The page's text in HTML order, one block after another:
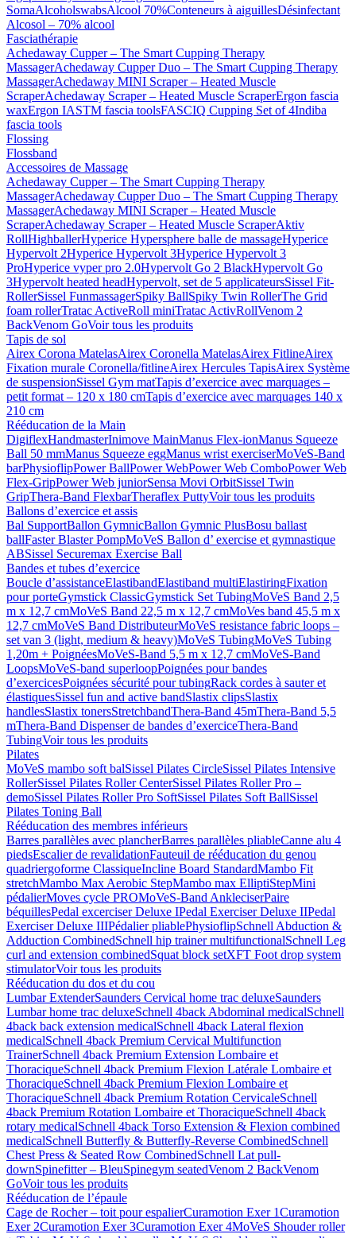
SomaAlcoholswabsAlcool 70%Conteneurs à aiguillesDésinfectant
Alcosol – 70% alcool
Fasciathérapie
Achedaway Cupper – The Smart Cupping Therapy
MassagerAchedaway Cupper Duo – The Smart Cupping Therapy
MassagerAchedaway MINI Scraper – Heated Muscle
ScraperAchedaway Scraper – Heated Muscle ScraperErgon fascia
waxErgon IASTM fascia toolsFASCIQ Cupping Set of 4Indiba
fascia tools
Flossing
Flossband
Accessoires de Massage
Achedaway Cupper – The Smart Cupping Therapy
MassagerAchedaway Cupper Duo – The Smart Cupping Therapy
MassagerAchedaway MINI Scraper – Heated Muscle
ScraperAchedaway Scraper – Heated Muscle ScraperAktiv
RollHighballerHyperice Hypersphere balle de massageHyperice
Hypervolt 2Hyperice Hypervolt 3Hyperice Hypervolt 3
ProHyperice vyper pro 2.0Hypervolt Go 2 BlackHypervolt Go
3Hypervolt heated headHypervolt, set de 5 applicateursSissel Fit-
RollerSissel FunmassagerSpiky BallSpiky Twin RollerThe Grid
foam rollerTratac ActiveRoll miniTratac ActivRollVenom 2
BackVenom GoVoir tous les produits
Tapis de sol
Airex Corona MatelasAirex Coronella MatelasAirex FitlineAirex
Fixation murale Coronella/fitlineAirex Hercules TapisAirex Système
de suspensionSissel Gym matTapis d’exercice avec marquages –
petit format – 120 x 180 cmTapis d’exercice avec marquages 140 x
210 cm
Rééducation de la Main
DigiflexHandmasterInimove MainManus Flex-ionManus Squeeze
Ball 50 mmManus Squeeze eggManus wrist exerciserMoVeS-Band
barPhysioflipPower BallPower WebPower Web ComboPower Web
Flex-GripPower Web juniorSensa Movi OrbitSissel Twin
GripThera-Band FlexbarTheraflex PuttyVoir tous les produits
Ballons d’exercice et assis
Bal SupportBallon GymnicBallon Gymnic PlusBosu ballast
ballFaster Blaster PompMoVeS Ballon d’ exercise et gymnastique
ABSissel Securemax Exercise Ball
Bandes et tubes d’exercice
Boucle d’assistanceElastibandElastiband multiElastiringFixation
pour porteGymstick ClassicGymstick Set TubingMoVeS Band 2,5
m x 12,7 cmMoVeS Band 22,5 m x 12,7 cmMoVes band 45,5 m x
12,7 cmMoVeS Band DistributeurMoVeS resistance fabric loops –
set van 3 (light, medium & heavy)MoVeS TubingMoVeS Tubing
1,20m + PoignéesMoVeS-Band 5,5 m x 12,7 cmMoVeS-Band
LoopsMoVeS-band superloopPoignées pour bandes
d’exercicesPoignées sécurité pour tubingRack cordes à sauter et
élastiquesSissel fun and active bandSlastix clipsSlastix
handlesSlastix tonersStretchbandThera-Band 45mThera-Band 5,5
mThera-Band Dispenser de bandes d’exerciceThera-Band
TubingVoir tous les produits
Pilates
MoVeS mambo soft balSissel Pilates CircleSissel Pilates Intensive
RollerSissel Pilates Roller CenterSissel Pilates Roller Pro –
demoSissel Pilates Roller Pro SoftSissel Pilates Soft BallSissel
Pilates Toning Ball
Rééducation des membres inférieurs
Barres parallèles avec plancherBarres parallèles pliableCanne alu 4
piedsEscalier de revalidationFauteuil de rééducation du genou
quadriergoforme ClassiqueIncline Board StandardMambo Fit
stretchMambo Max Aerobic StepMambo max ElliptiStepMini
pédalierMoves cycle PROMoVeS-Band AnkleciserPaire
béquillesPedal excerciser Deluxe IPedal Exerciser Deluxe IIPedal
Exerciser Deluxe IIIPédalier pliablePhysioflipSchnell Abduction &
Adduction CombinedSchnell hip trainer multifunctionalSchnell Leg
curl and extension combinedSquat block setXFT Foot drop system
stimulatorVoir tous les produits
Rééducation du dos et du cou
Lumbar ExtenderSaunders Cervical home trac deluxeSaunders
Lumbar home trac deluxeSchnell 4back Abdominal medicalSchnell
4back back extension medicalSchnell 4back Lateral flexion
medicalSchnell 4back Premium Cervical Multifunction
TrainerSchnell 4back Premium Extension Lombaire et
ThoraciqueSchnell 4back Premium Flexion Latérale Lombaire et
ThoraciqueSchnell 4back Premium Flexion Lombaire et
ThoraciqueSchnell 4back Premium Rotation CervicaleSchnell
4back Premium Rotation Lombaire et ThoraciqueSchnell 4back
rotary medicalSchnell 4back Torso Extension & Flexion combined
medicalSchnell Butterfly & Butterfly-Reverse CombinedSchnell
Chest Press & Seated Row CombinedSchnell Lat pull-
downSpinefitter – BleuSpinegym seatedVenom 2 BackVenom
GoVoir tous les produits
Rééducation de l’épaule
Cage de Rocher – toit pour espalierCuramotion Exer 1Curamotion
Exer 2Curamotion Exer 3Curamotion Exer 4MoVeS Shouder roller